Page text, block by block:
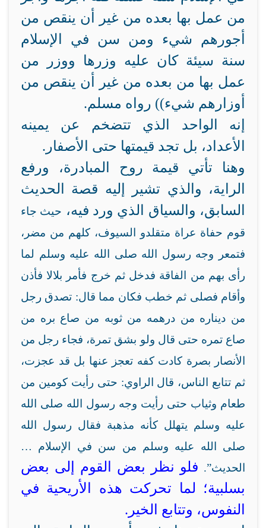
من عمل بها بعده من غير أن ينقص من
أجورهم شيء ومن سن في الإسلام
سنة سيئة كان عليه وزرها ووزر من
عمل بها من بعده من غير أن ينقص من
أوزارهم شيء)) رواه مسلم.
إنه الواحد الذي تتضخم عن يمينه
الأعداد، بل تجد قيمتها حتى الأصفار.
وهنا تأتي قيمة روح المبادرة، ورفع
الراية، والذي تشير إليه قصة الحديث
السابق، والسياق الذي ورد فيه، حيث جاء
قوم حفاة عراة متقلدو السيوف، كلهم من مضر،
فتمعر وجه رسول الله صلى الله عليه وسلم لما
رأى بهم من الفاقة فدخل ثم خرج فأمر بلالا فأذن
وأقام فصلى ثم خطب فكان مما قال: تصدق رجل
من ديناره من درهمه من ثوبه من صاع بره من
صاع تمره حتى قال ولو بشق تمرة، فجاء رجل من
الأنصار بصرة كادت كفه تعجز عنها بل قد عجزت،
ثم تتابع الناس، قال الراوي: حتى رأيت كومين من
طعام وثياب حتى رأيت وجه رسول الله صلى الله
عليه وسلم يتهلل كأنه مذهبة فقال رسول الله
صلى الله عليه وسلم من سن في الإسلام …
الحديث”. فلو نظر بعض القوم إلى بعض
بسلبية؛ لما تحركت هذه الأريحية في
النفوس، وتتابع الخير.